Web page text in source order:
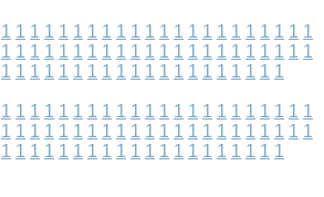
1 1 1 1 1 1 1 1 1 1 1 1 1 1 1 1 1 1 1 1 1 1
1 1 1 1 1 1 1 1 1 1 1 1 1 1 1 1 1 1 1 1 1 1
1 1 1 1 1 1 1 1 1 1 1 1 1 1 1 1 1 1 1 1
1 1 1 1 1 1 1 1 1 1 1 1 1 1 1 1 1 1 1 1 1 1
1 1 1 1 1 1 1 1 1 1 1 1 1 1 1 1 1 1 1 1 1 1
1 1 1 1 1 1 1 1 1 1 1 1 1 1 1 1 1 1 1 1